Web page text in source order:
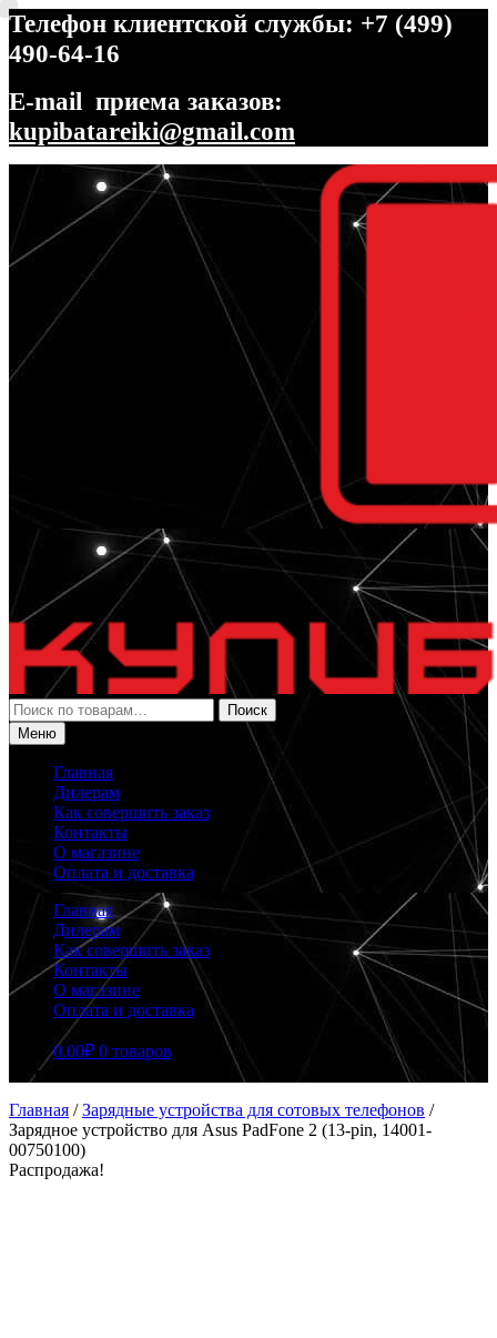
Телефон клиентской службы: +7 (499)
490-64-16
E-mail приема заказов:
kupibatareiki@gmail.com
Перейти
навигации
Перейти
содержимому
Искать:
Поиск
Меню
Главная
Дилерам
Как совершить заказ
Контакты
О магазине
Оплата и доставка
Главная
Дилерам
Как совершить заказ
Контакты
О магазине
Оплата и доставка
0.00₽ 0 товаров
Главная /Зарядные устройства для сотовых телефонов /
Зарядное устройство для Asus PadFone 2 (13-pin, 14001-
00750100)
Распродажа!